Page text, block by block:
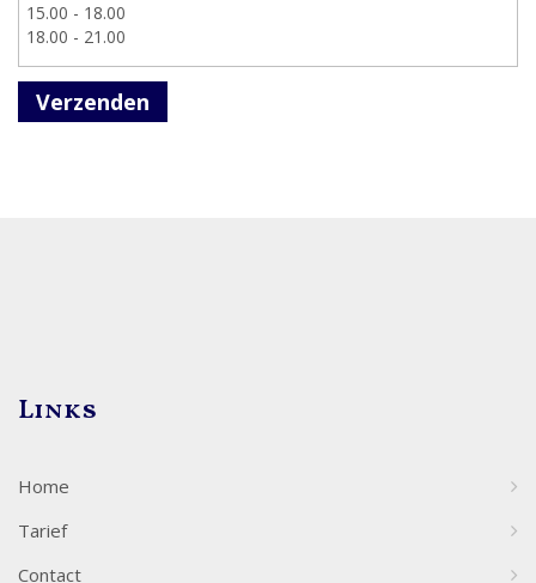
Verzenden
Links
Home
Tarief
Contact